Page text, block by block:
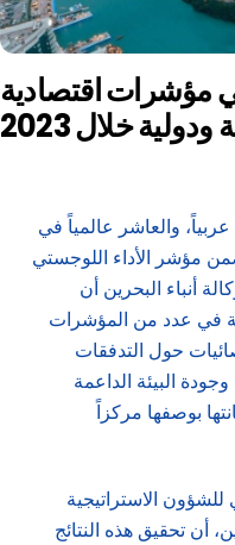
مؤشرات اقتصادية
ودولية خلال 2023
والعاشر عالمياً في
مؤشر الأداء اللوجستي
أنباء البحرين أن
في عدد من المؤشرات
حول التدفقات
وجودة البيئة الداعمة
بوصفها مركزاً
الاستراتيجية
أن تحقيق هذه النتائج